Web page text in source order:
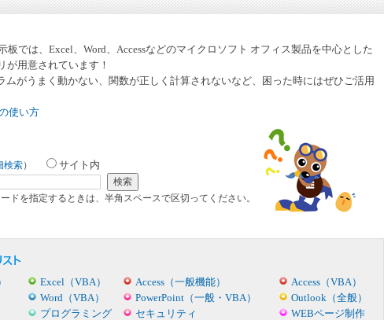
板では、Excel、Word、Accessなどのマイクロソフト オフィス製品を中心とした
が用意されています！
ムがうまく動かない、関数が正しく計算されないなど、困った時にはぜひご活用
使い方
検索） サイト内
ドを指定するときは、半角スペースで区切ってください。
Excel（VBA） Access（一般機能）
Access（VBA）
Word（VBA） PowerPoint（一般・VBA）
Outlook（全般）
プログラミング セキュリティ
WEBページ制作